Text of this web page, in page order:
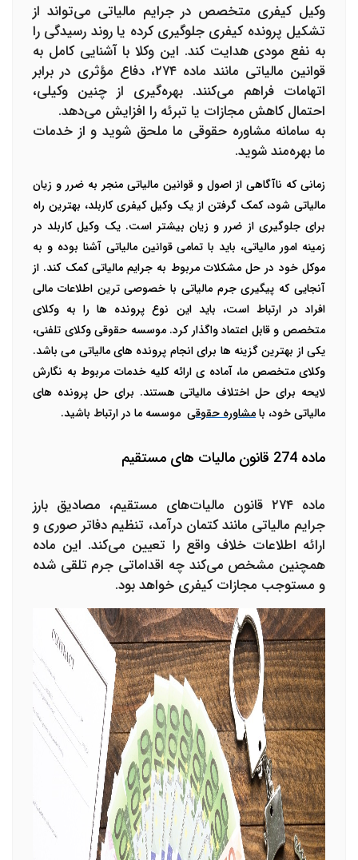
وکیل کیفری متخصص در جرایم مالیاتی می‌تواند از
تشکیل پرونده کیفری جلوگیری کرده یا روند رسیدگی را
به نفع مودی هدایت کند. این وکلا با آشنایی کامل به
قوانین مالیاتی مانند ماده ۲۷۴، دفاع مؤثری در برابر
اتهامات فراهم می‌کنند. بهره‌گیری از چنین وکیلی،
احتمال کاهش مجازات یا تبرئه را افزایش می‌دهد.
به سامانه مشاوره حقوقی ما ملحق شوید و از خدمات
ما بهره‌مند شوید.
زمانی که ناآگاهی از اصول و قوانین مالیاتی منجر به ضرر و زیان
مالیاتی شود، کمک گرفتن از یک وکیل کیفری کاربلد، بهترین راه
برای جلوگیری از ضرر و زیان بیشتر است. یک وکیل کاربلد در
زمینه امور مالیاتی، باید با تمامی قوانین مالیاتی آشنا بوده و به
موکل خود در حل مشکلات مربوط به جرایم مالیاتی کمک کند. از
آنجایی که پیگیری جرم مالیاتی با خصوصی ترین اطلاعات مالی
افراد در ارتباط است، باید این نوع پرونده ها را به وکلای
متخصص و قابل اعتماد واگذار کرد. موسسه حقوقی وکلای تلفنی،
یکی از بهترین گزینه ها برای انجام پرونده های مالیاتی می باشد.
وکلای متخصص ما، آماده ی ارائه کلیه خدمات مربوط به نگارش
لایحه برای حل اختلاف مالیاتی هستند. برای حل پرونده های
مالیاتی خود، بامشاوره حقوقی موسسه ما در ارتباط باشید.
ماده 274 قانون مالیات های مستقیم
ماده ۲۷۴ قانون مالیات‌های مستقیم، مصادیق بارز
جرایم مالیاتی مانند کتمان درآمد، تنظیم دفاتر صوری و
ارائه اطلاعات خلاف واقع را تعیین می‌کند. این ماده
همچنین مشخص می‌کند چه اقداماتی جرم تلقی شده
و مستوجب مجازات کیفری خواهد بود.